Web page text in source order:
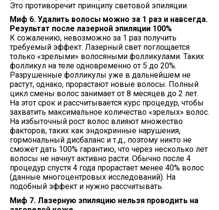
Это противоречит принципу световой эпиляции.
Миф 6. Удалить волосы можно за 1 раз и навсегда.
Результат после лазерной эпиляции 100%
К сожалению, невозможно за 1 раз получить
требуемый эффект. Лазерный свет поглощается
только «зрелыми» волосяными фолликулами. Таких
фолликул на теле одновременно от 5 до 20%.
Разрушенные фолликулы уже в дальнейшем не
растут, однако, прорастают новые волосы. Полный
цикл смены волос занимает от 8 месяцев до 2 лет.
На этот срок и рассчитывается курс процедур, чтобы
захватить максимальное количество «зрелых» волос.
На избыточный рост волос влияют множество
факторов, таких как эндокринные нарушения,
гормональный дисбаланс и т.д., поэтому никто не
сможет дать 100% гарантию, что через несколько лет
волосы не начнут активно расти. Обычно после 4
процедур спустя 4 года прорастает менее 40% волос
(данные многоцентровых исследований). На
подобный эффект и нужно рассчитывать.
Миф 7. Лазерную эпиляцию нельзя проводить на